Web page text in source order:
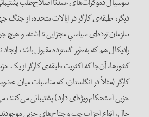
دیگر، طبقه‌ی کارگر در ایالات متحده، از جنگ جهانی
سازمان توده‌ای سیاسیِ مجزایی نداشته، و هیچ
رادیکال هم که به‌طور گسترده مقبول باشد، ایجاد
کشورها، آن‌جا که اکثریت طبقه‌ی کارگر از یک حزب
کارگر (مثلاً در انگلستان، که مناسبات میان عضویت
حزبی استحکام ویژه‌ای دارد) پشتیبانی می‌کنند،
حال، انواع احزاب چپ و جناح‌های حزبی موجودند، که